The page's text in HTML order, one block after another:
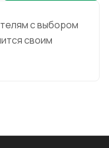
с выбором
своим